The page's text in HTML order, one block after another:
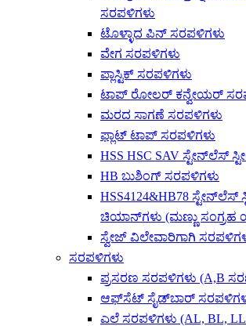
ಸರಪಳಿಗಳು
ಟೊಳ್ಳಾದ ಪಿನ್ ಸರಪಳಿಗಳು
ವೇಗ ಸರಪಳಿಗಳು
ಪ್ಲಾಸ್ಟಿಕ್ ಸರಪಳಿಗಳು
ಟಾಪ್ ರೋಲರ್ ಕನ್ವೇಯರ್
ಮರದ ಸಾಗಣೆ ಸರಪಳಿಗಳು
ಫ್ಲಾಟ್ ಟಾಪ್ ಸರಪಳಿಗಳು
HSS HSC SAV ಸ್ಟೇನ್‌ಲೆಸ್
HB ಬುಶಿಂಗ್ ಸರಪಳಿಗಳು
HSS4124&HB78 ಸ್ಟೇನ್‌ಲೆಸ್
ಚಿಯಾನ್‌ಗಳು (ಮಣ್ಣು ಸಂಗ್ರಹ
ಸ್ವೇಜ್ ವಿಲೇವಾರಿಗಾಗಿ
ಸರಪಳಿಗಳು
ಪ್ರಸರಣ ಸರಪಳಿಗಳು (A,B
ಆಫ್‌ಸೆಟ್ ಸೈಡ್‌ಬಾರ್
ಎಲೆ ಸರಪಳಿಗಳು (AL, BL,